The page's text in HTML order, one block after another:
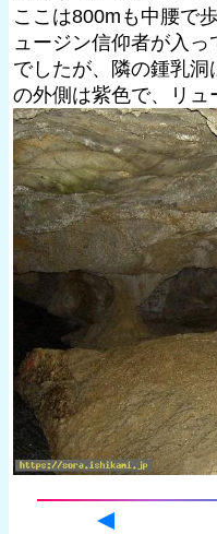
ここは800mも中腰で
ュージン信仰者が入
でしたが、隣の鍾乳
の外側は紫色で、リュ